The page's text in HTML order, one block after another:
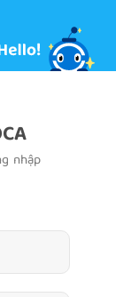
nhập